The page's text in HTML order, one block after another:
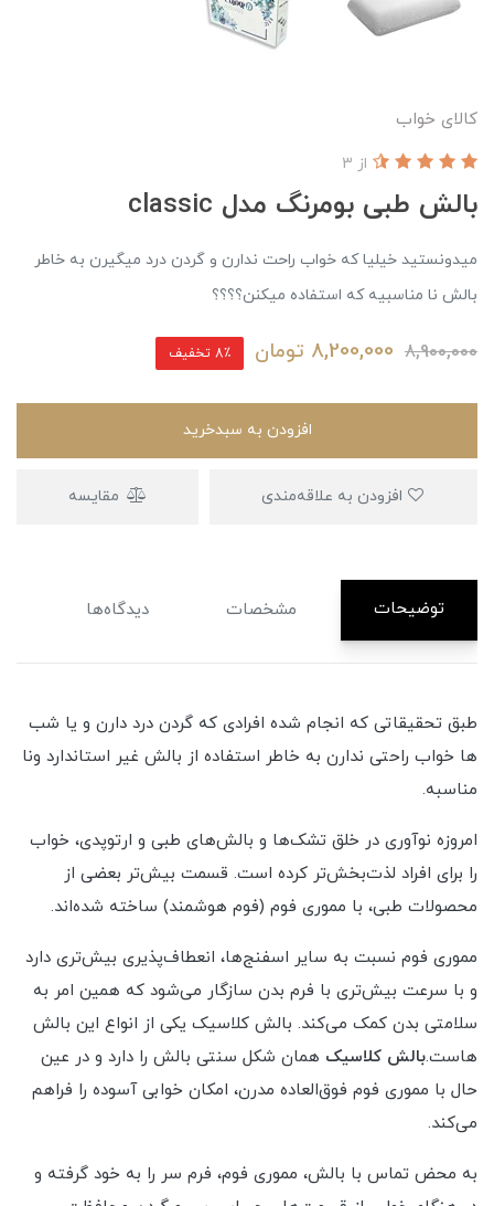
کالای خواب
بالش طبی بومرنگ مدل classic
از 3
میدونستید خیلیا که خواب راحت ندارن و گردن درد میگیرن به خاطر
بالش نا مناسبیه که استفاده میکنن؟؟؟؟
8,900,000
8,200,000 تومان 8٪ تخفیف
افزودن به سبدخرید
مقایسه
توضیحات مشخصات دیدگاه‌ها
طبق تحقیقاتی که انجام شده افرادی که گردن درد دارن و یا شب
ها خواب راحتی ندارن به خاطر استفاده از بالش غیر استاندارد ونا
مناسبه.
امروزه نوآوری در خلق تشک‌ها و بالش‌های طبی و ارتوپدی، خواب
را برای افراد لذت‌بخش‌تر کرده است. قسمت بیش‌تر بعضی از
محصولات طبی، با مموری فوم (فوم هوشمند) ساخته شده‌اند.
مموری فوم نسبت به سایر اسفنج‌ها، انعطاف‌پذیری بیش‌تری دارد
و با سرعت بیش‌تری با فرم بدن سازگار می‌شود که همین امر به
سلامتی بدن کمک می‌کند. بالش کلاسیک یکی از انواع این بالش
هاست.بالش کلاسیک همان شکل سنتی بالش را دارد و در عین
حال با مموری فوم فوق‌العاده مدرن، امکان خوابی آسوده را فراهم
می‌کند.
به محض تماس با بالش، مموری فوم، فرم سر را به خود گرفته و